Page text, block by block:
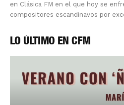
en Clásica FM en el que hoy se
compositores escandinavos por
LO ÚLTIMO EN CFM